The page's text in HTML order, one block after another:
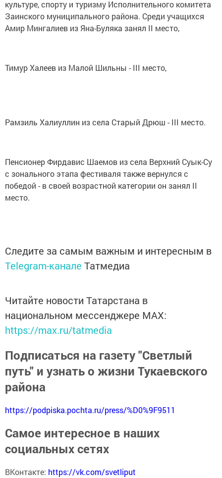
культуре, спорту и туризму Исполнительного комитета
Заинского муниципального района. Среди учащихся
Амир Мингалиев из Яна-Буляка занял II место,
Тимур Халеев из Малой Шильны - III место,
Рамзиль Халиуллин из села Старый Дрюш - III место.
Пенсионер Фирдавис Шаемов из села Верхний Суык-Су
с зонального этапа фестиваля также вернулся с
победой - в своей возрастной категории он занял II
место.
Следите за самым важным и интересным в
Telegram-канале Татмедиа
Читайте новости Татарстана в
национальном мессенджере MАХ:
https://max.ru/tatmedia
Подписаться на газету "Светлый
путь" и узнать о жизни Тукаевского
района
https://podpiska.pochta.ru/press/%D0%9F9511
Самое интересное в наших
социальных сетях
ВКонтакте: https://vk.com/svetliput